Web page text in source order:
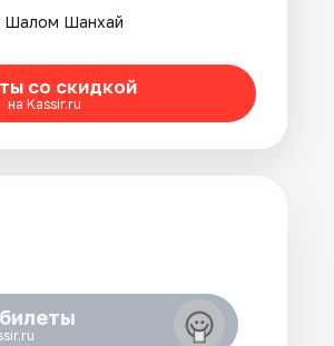
Шалом Шанхай
со скидкой
на Kassir.ru